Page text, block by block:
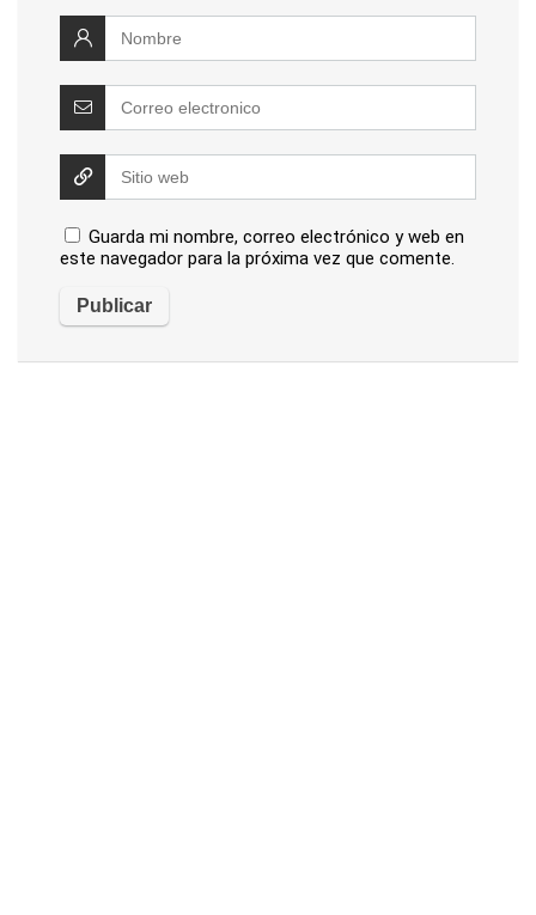
Guarda mi nombre, correo electrónico y web en
este navegador para la próxima vez que comente.